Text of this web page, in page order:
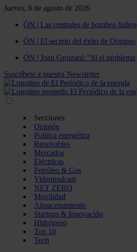
Jueves, 6 de agosto de 2026
ÓN | Las centrales de bombeo
ÓN | El secreto del éxito de
ÓN | Joan Groizard: "Si el problema
Suscríbete a nuestra Newsletter
Secciones
Opinión
Política energética
Renovables
Mercados
Eléctricas
Petróleo & Gas
Videopodcast
NET ZERO
Movilidad
Almacenamiento
Startups & Innovación
Hidrógeno
Top 10
Tech